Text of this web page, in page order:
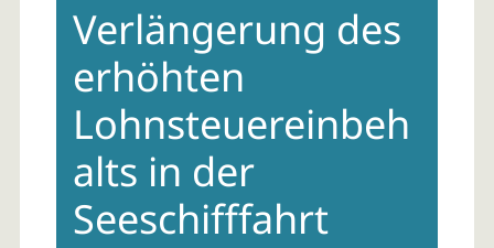
Verlängerung des
erhöhten
Lohnsteuereinbeh
alts in der
Seeschifffahrt